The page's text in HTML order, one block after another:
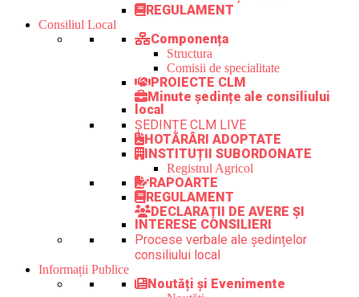
REGULAMENT
Consiliul Local
Componența
Structura
Comisii de specialitate
PROIECTE CLM
Minute ședințe ale consiliului
local
ȘEDINȚE CLM LIVE
HOTĂRÂRI ADOPTATE
INSTITUȚII SUBORDONATE
Registrul Agricol
RAPOARTE
REGULAMENT
DECLARAȚII DE AVERE ȘI
INTERESE CONSILIERI
Procese verbale ale ședințelor
consiliului local
Informații Publice
Noutăți și Evenimente